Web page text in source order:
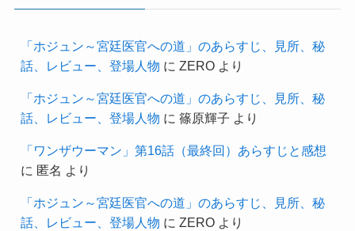
「ホジュン～宮廷医官への道」のあらすじ、見所、秘
話、レビュー、登場人物 に ZEROより
「ホジュン～宮廷医官への道」のあらすじ、見所、秘
話、レビュー、登場人物 に 篠原輝子 より
「ワンザウーマン」第16話（最終回）あらすじと感想
に 匿名 より
「ホジュン～宮廷医官への道」のあらすじ、見所、秘
話、レビュー、登場人物 に ZEROより